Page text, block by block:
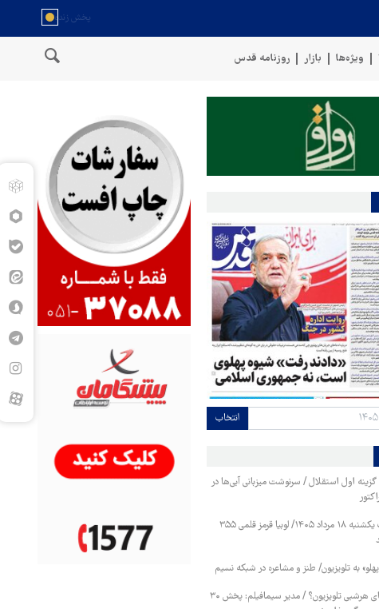
ویژه‌ها بازار روزنامه قدس
انتخاب
اول استقلال / سرنوشت میزبانی آبی‌ها در
قیمت حبوبات یکشنبه ۱۸ مرداد ۱۴۰۵/ لوبیا قرمز قلمی ۳۵۵
به تلویزیون/ طنز و مشاعره در شبکه نسیم
پایان سریال‌های هرشبی تلویزیون؟ / مدیر سیمافیلم: پخش ۳۰